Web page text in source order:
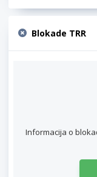
Blokade TRR
Informacija o